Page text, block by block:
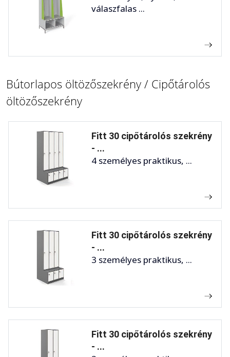
válaszfalas ...
Bútorlapos öltözőszekrény / Cipőtárolós
öltözőszekrény
Fitt 30 cipőtárolós szekrény
- ...
4 személyes praktikus, ...
Fitt 30 cipőtárolós szekrény
- ...
3 személyes praktikus, ...
Fitt 30 cipőtárolós szekrény
- ...